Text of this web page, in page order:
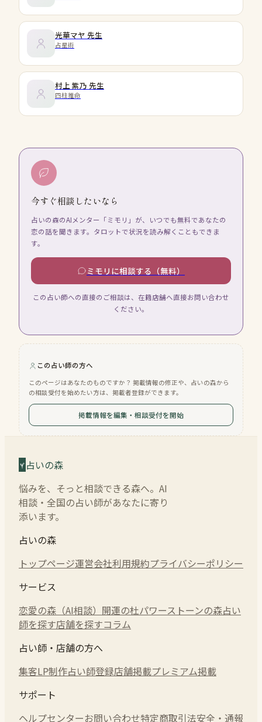
光華マヤ 先生
占星術
村上 紫乃 先生
四柱推命
今すぐ相談したいなら
占いの森のAIメンター「ミモリ」が、いつでも無料であなたの
恋の話を聞きます。タロットで状況を読み解くこともできま
す。
ミモリに相談する（無料）
この占い師への直接のご相談は、在籍店舗へ直接お問い合わせ
ください。
この占い師の方へ
このページはあなたのものですか？ 掲載情報の修正や、占いの森から
の相談受付を始めたい方は、掲載者登録ができます。
掲載情報を編集・相談受付を開始
占いの森
悩みを、そっと相談できる森へ。AI
相談・全国の占い師があなたに寄り
添います。
占いの森
トップページ運営会社利用規約プライバシーポリシー
サービス
恋愛の森（AI相談） 開運の杜パワーストーンの森占い
師を探す店舗を探すコラム
占い師・店舗の方へ
集客LP制作占い師登録店舗掲載プレミアム掲載
サポート
ヘルプセンターお問い合わせ特定商取引法安全・通報